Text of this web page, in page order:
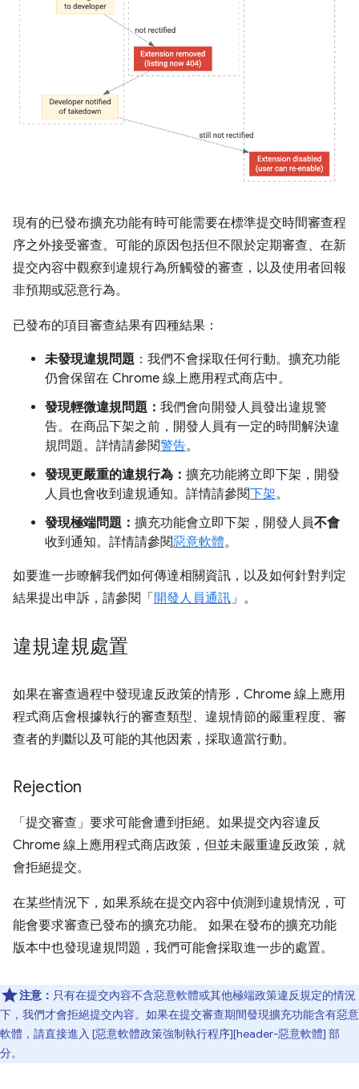
現有的已發布擴充功能有時可能需要在標準提交時間審查程
序之外接受審查。可能的原因包括但不限於定期審查、在新
提交內容中觀察到違規行為所觸發的審查，以及使用者回報
非預期或惡意行為。
已發布的項目審查結果有四種結果：
未發現違規問題 ：我們不會採取任何行動。擴充功能
仍會保留在 Chrome 線上應用程式商店中。
發現輕微違規問題： 我們會向開發人員發出違規警
告。在商品下架之前，開發人員有一定的時間解決違
規問題。詳情請參閱警告。
發現更嚴重的違規行為： 擴充功能將立即下架，開發
人員也會收到違規通知。詳情請參閱下架。
發現極端問題： 擴充功能會立即下架，開發人員不會
收到通知。詳情請參閱惡意軟體。
如要進一步瞭解我們如何傳達相關資訊，以及如何針對判定
結果提出申訴，請參閱「開發人員通訊 」。
違規違規處置
如果在審查過程中發現違反政策的情形，Chrome 線上應用
程式商店會根據執行的審查類型、違規情節的嚴重程度、審
查者的判斷以及可能的其他因素，採取適當行動。
Rejection
「提交審查」要求可能會遭到拒絕。如果提交內容違反
Chrome 線上應用程式商店政策，但並未嚴重違反政策，就
會拒絕提交。
在某些情況下，如果系統在提交內容中偵測到違規情況，可
能會要求審查已發布的擴充功能。 如果在發布的擴充功能
版本中也發現違規問題，我們可能會採取進一步的處置。
注意： 只有在提交內容不含惡意軟體或其他極端政策違反規定的情況
下，我們才會拒絕提交內容。如果在提交審查期間發現擴充功能含有惡意
軟體，請直接進入 [惡意軟體政策強制執行程序][header-惡意軟體] 部
分。